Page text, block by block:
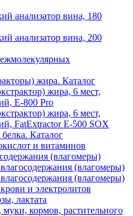
анализатор вина, 180
анализатор вина, 200
жира. Каталог
жира, 6 мест,
E-800 Pro
жира, 6 мест,
FatExtractor E-500 SOX
Каталог
и витаминов
(влагомеры)
(влагомеры)
(влагомеры)
и электролитов
лактата
кормов, растительного